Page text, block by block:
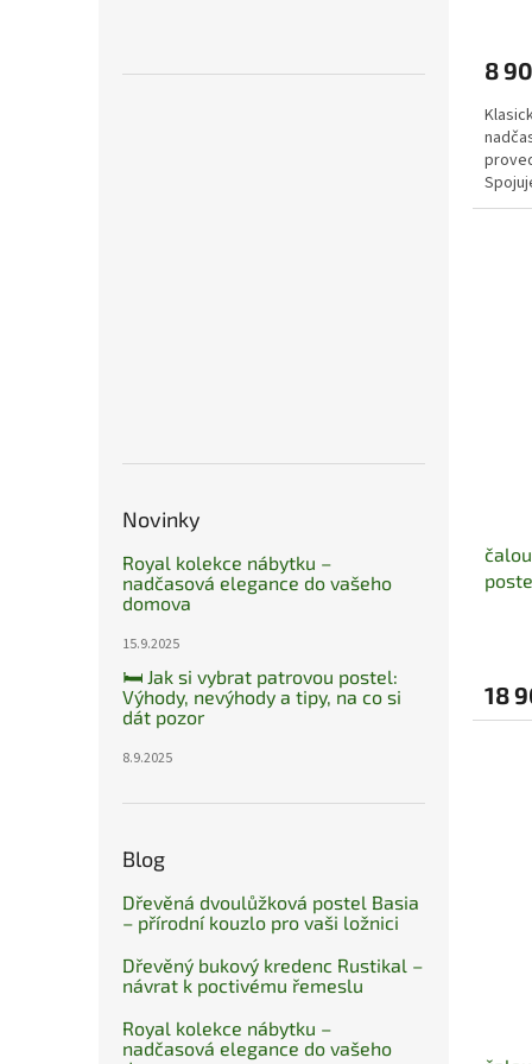
Novinky
Royal kolekce nábytku –
nadčasová elegance do vašeho
domova
15.9.2025
🛏️ Jak si vybrat patrovou postel:
Výhody, nevýhody a tipy, na co si
dát pozor
8.9.2025
Blog
Dřevěná dvoulůžková postel Basia
– přírodní kouzlo pro vaši ložnici
Dřevěný bukový kredenc Rustikal –
návrat k poctivému řemeslu
Royal kolekce nábytku –
nadčasová elegance do vašeho
8
18